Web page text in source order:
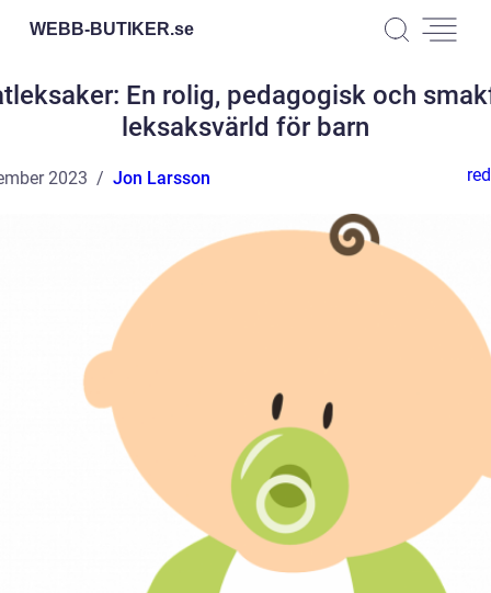
WEBB-BUTIKER.se
En rolig, pedagogisk och
leksaksvärld för barn
2023 Jon Larsson